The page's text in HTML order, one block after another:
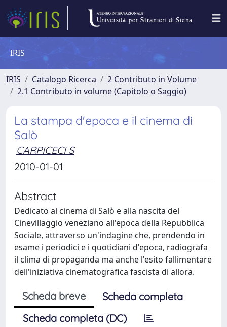
IRIS
IRIS Catalogo Ricerca
2 Contributo in Volume
2.1 Contributo in volume (Capitolo o Saggio)
La stampa d'epoca e il cinema di
Salò
CARPICECI S
2010-01-01
Abstract
Dedicato al cinema di Salò e alla nascita del
Cinevillaggio veneziano all'epoca della Repubblica
Sociale, attraverso un'indagine che, prendendo in
esame i periodici e i quotidiani d'epoca, radiografa
il clima di propaganda ma anche l'esito fallimentare
dell'iniziativa cinematografica fascista di allora.
Scheda breve
Scheda completa
Scheda completa (DC)